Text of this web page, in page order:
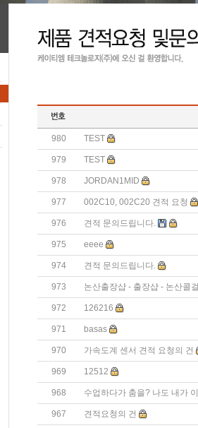
980 TEST
979 TEST
978 JORDAN1MID
977 002C10, 002C20 견적 요청
976 견적 문의드립니다.
975 eeee
974 견적 문의드립니다.
973 논산출장샵 - 출장샵 - 논산콜
972 126216
971 basas
970 가속도계 센서 견적 요청의 건
969 12512
968 수업하다가 춤을? 나도 내가
967 견적요청의 건